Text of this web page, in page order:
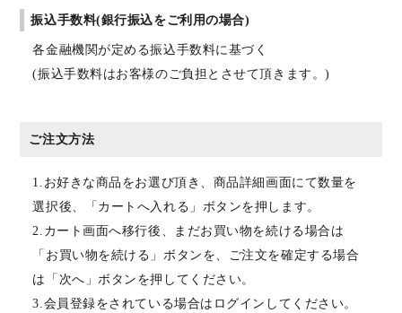
振込手数料(銀行振込をご利用の場合)
各金融機関が定める振込手数料に基づく
(振込手数料はお客様のご負担とさせて頂きます。)
ご注文方法
1.お好きな商品をお選び頂き、商品詳細画面にて数量を
選択後、「カートへ入れる」ボタンを押します。
2.カート画面へ移行後、まだお買い物を続ける場合は
「お買い物を続ける」ボタンを、ご注文を確定する場合
は「次へ」ボタンを押してください。
3.会員登録をされている場合はログインしてください。